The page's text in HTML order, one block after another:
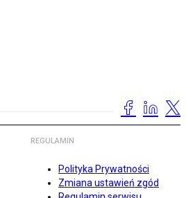
REGULAMIN
Polityka Prywatności
Zmiana ustawień zgód